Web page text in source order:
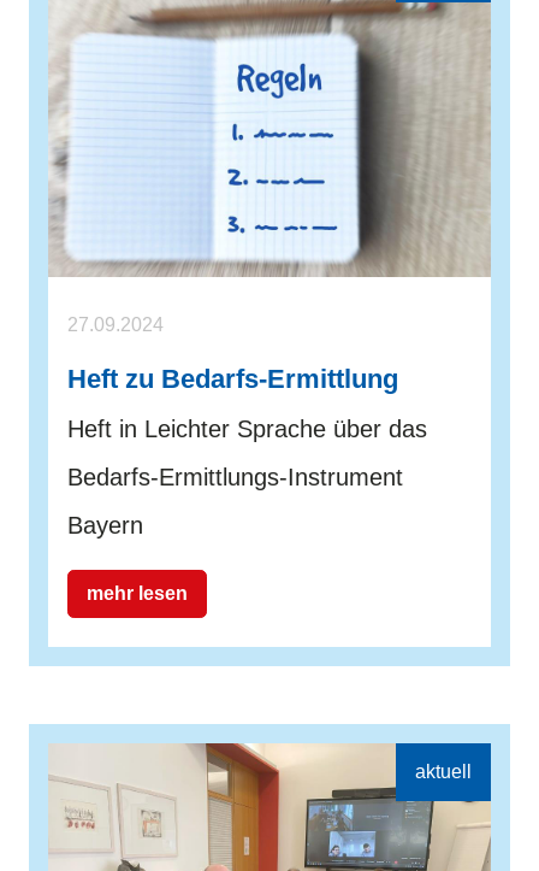
27.09.2024
Heft zu Bedarfs-Ermittlung
Heft in Leichter Sprache über das
Bedarfs-Ermittlungs-Instrument
Bayern
mehr lesen